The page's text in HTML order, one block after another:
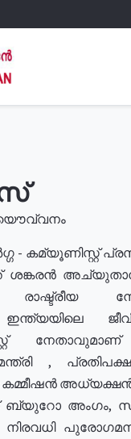
യൌവ്വനം
- കമ്യൂണിസ്റ്റ്
ശങ്കരൻ
,
കമ്മീഷൻ അധ്യക്ഷൻ,
ബ്യുറോ അംഗം,
നിരവധി